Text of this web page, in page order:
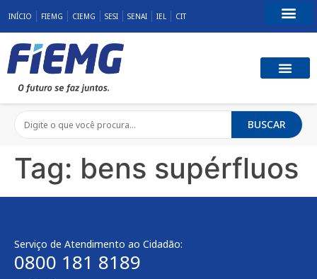
INÍCIO FIEMG CIEMG SESI SENAI IEL CIT
BUSCAR
Tag: bens supérfluos
Serviço de Atendimento ao Cidadão:
0800 181 8189